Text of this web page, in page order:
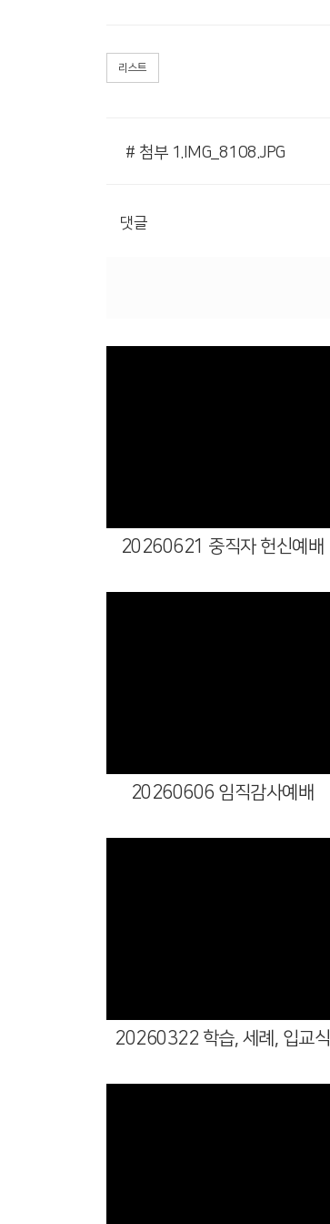
리스트
# 첨부 1.IMG_8108.JPG
댓글
20260621 중직자 헌신예배
20260606 임직감사예배
20260322 학습, 세례, 입교식